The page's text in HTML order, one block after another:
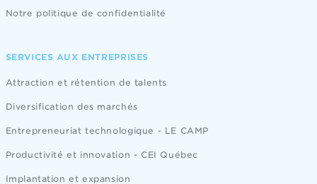
Notre politique de confidentialité
SERVICES AUX ENTREPRISES
Attraction et rétention de talents
Diversification des marchés
Entrepreneuriat technologique - LE CAMP
Productivité et innovation - CEI Québec
Implantation et expansion